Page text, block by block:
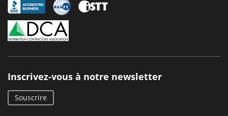
Inscrivez-vous à notre newsletter
Souscrire